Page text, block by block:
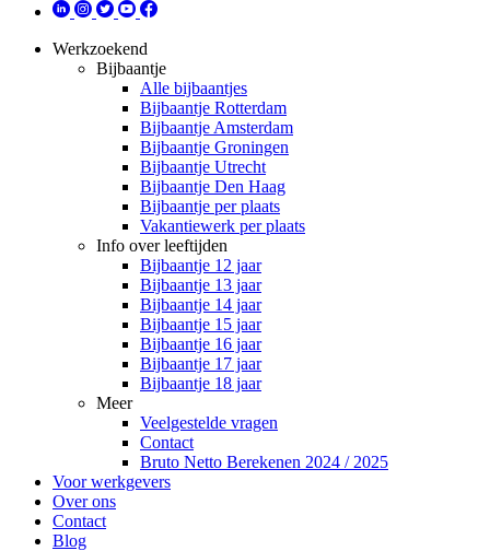
Werkzoekend
Bijbaantje
Alle bijbaantjes
Bijbaantje Rotterdam
Bijbaantje Amsterdam
Bijbaantje Groningen
Bijbaantje Utrecht
Bijbaantje Den Haag
Bijbaantje per plaats
Vakantiewerk per plaats
Info over leeftijden
Bijbaantje 12 jaar
Bijbaantje 13 jaar
Bijbaantje 14 jaar
Bijbaantje 15 jaar
Bijbaantje 16 jaar
Bijbaantje 17 jaar
Bijbaantje 18 jaar
Meer
Veelgestelde vragen
Contact
Bruto Netto Berekenen 2024 / 2025
Voor werkgevers
Over ons
Contact
Blog